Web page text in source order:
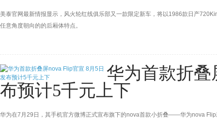
美泰官网最新情报显示，风火轮红线俱乐部又一款限定新车，将以1986款日产
任意角度朝向的的后厢体特点。
华为首款折叠
布预计5千元上下
华为在7月29日，其手机官方微博正式宣布旗下的nova首款小折叠——华为nova